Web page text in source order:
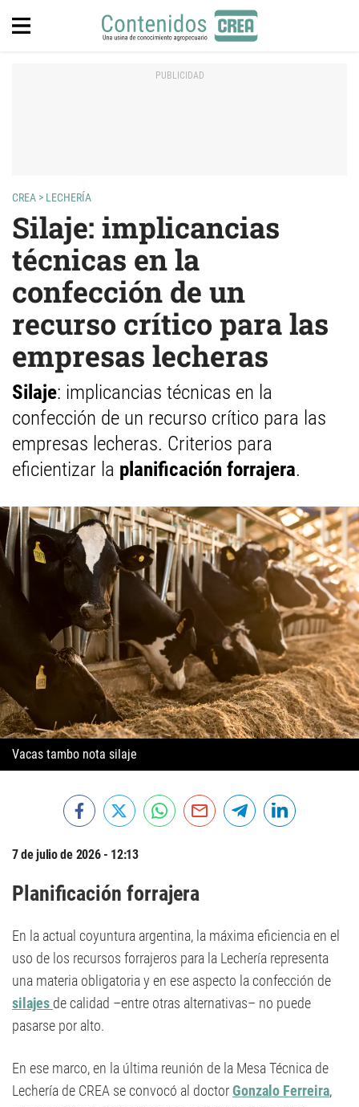
CREA > LECHERÍA
Silaje: implicancias
técnicas en la
confección de un
recurso crítico para las
empresas lecheras
Silaje: implicancias técnicas en la
confección de un recurso crítico para las
empresas lecheras. Criterios para
eficientizar la planificación forrajera.
Vacas tambo nota silaje
7 de julio de 2026 - 12:13
Planificación forrajera
En la actual coyuntura argentina, la máxima eficiencia en el
uso de los recursos forrajeros para la Lechería representa
una materia obligatoria y en ese aspecto la confección de
silajes de calidad –entre otras alternativas– no puede
pasarse por alto.
En ese marco, en la última reunión de la Mesa Técnica de
Lechería de CREA se convocó al doctorGonzalo Ferreira,